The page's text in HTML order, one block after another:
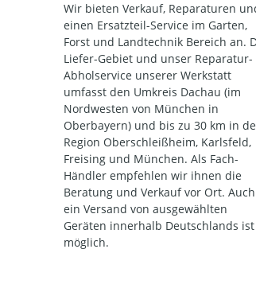
Wir bieten Verkauf, Reparaturen
einen Ersatzteil-Service im Garten,
Forst und Landtechnik Bereich an.
Liefer-Gebiet und unser Reparatur-
Abholservice unserer Werkstatt
umfasst den Umkreis Dachau (im
Nordwesten von München in
Oberbayern) und bis zu 30 km in
Region Oberschleißheim, Karlsfeld,
Freising und München. Als Fach-
Händler empfehlen wir ihnen die
Beratung und Verkauf vor Ort. Auch
ein Versand von ausgewählten
Geräten innerhalb Deutschlands ist
möglich.